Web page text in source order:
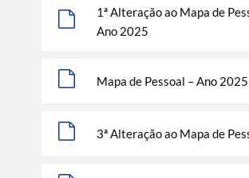
1ª Alteração ao Mapa de
Ano 2025
Mapa de Pessoal – Ano 2025
3ª Alteração ao Mapa de